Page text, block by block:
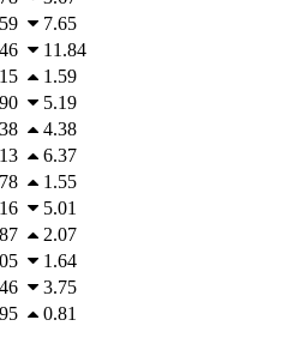
7.65
11.84
1.59
5.19
4.38
6.37
1.55
5.01
2.07
1.64
3.75
0.81